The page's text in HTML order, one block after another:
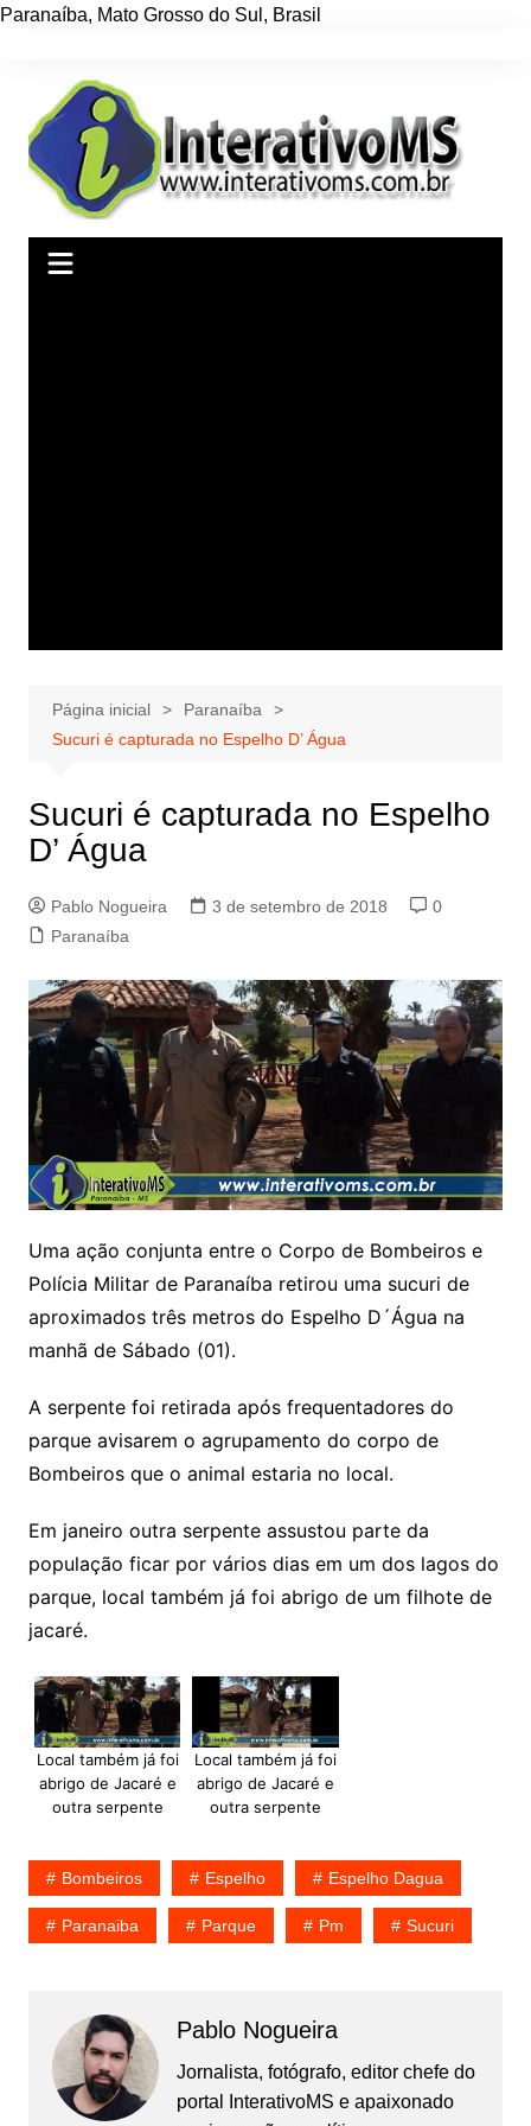
Paranaíba, Mato Grosso do Sul , Brasil
conteúdo
Página inicial
Paranaíba
Sucuri é capturada no Espelho D’ Água
Sucuri é capturada no Espelho
D’ Água
Pablo Nogueira 3 de setembro de 2018
0
Paranaíba
Uma ação conjunta entre o Corpo de Bombeiros e
Polícia Militar de Paranaíba retirou uma sucuri de
aproximados três metros do Espelho D´Água na
manhã de Sábado (01).
A serpente foi retirada após frequentadores do
parque avisarem o agrupamento do corpo de
Bombeiros que o animal estaria no local.
Em janeiro outra serpente assustou parte da
população ficar por vários dias em um dos lagos do
parque, local também já foi abrigo de um filhote de
jacaré.
Local também já foi
abrigo de Jacaré e
outra serpente
Local também já foi
abrigo de Jacaré e
outra serpente
Bombeiros Espelho Espelho Dagua
Paranaiba Parque Pm Sucuri
Pablo Nogueira
Jornalista, fotógrafo, editor chefe do
portal InterativoMS e apaixonado